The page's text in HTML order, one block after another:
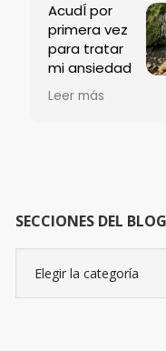
AcudÍ por
primera vez
para tratar
mi ansiedad
y tristeza. A
día de hoy no sólo he
Todo gracias a Jordi
SECCIONES DEL
Blog: